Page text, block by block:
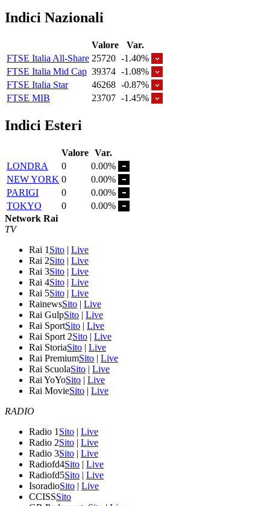
Indici Nazionali
Valore
Var.
FTSE Italia All-Share 25720 -1.40%
FTSE Italia Mid Cap 39374 -1.08%
FTSE Italia Star
46268 -0.87%
FTSE MIB
23707 -1.45%
Indici Esteri
Valore Var.
LONDRA
0
0.00%
NEW YORK 0
0.00%
PARIGI
0
0.00%
TOKYO
0
0.00%
Network Rai
TV
Rai 1 Sito | Live
Rai 2Sito | Live
Rai 3Sito | Live
Rai 4Sito | Live
Rai 5Sito | Live
RainewsSito | Live
Rai GulpSito | Live
Rai SportSito | Live
Rai Sport 2Sito | Live
Rai StoriaSito | Live
Rai PremiumSito | Live
Rai ScuolaSito | Live
Rai YoYoSito | Live
Rai MovieSito | Live
RADIO
Radio 1 Sito | Live
Radio 2Sito | Live
Radio 3Sito | Live
Radiofd4Sito | Live
Radiofd5Sito | Live
IsoradioSito | Live
CCISSSito